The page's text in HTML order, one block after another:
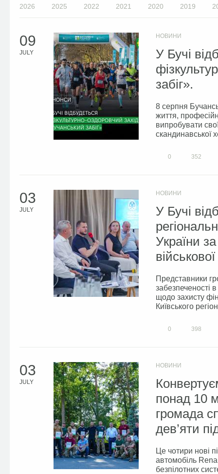
2026 2025 2022 2021 2020 2019
09
JULY
НОВИНИ
У Бучі
забіг».
8 серпня
життя,
випробувати
скандинавської
0 352
03
JULY
НОВИНИ
У Бучі
України
Представники
забезпеченості
щодо захисту
Київського
0 398
03
JULY
НОВИНИ
понад 10
громада
дев’яти
Це чотири нові
автомобіль
безпілотних